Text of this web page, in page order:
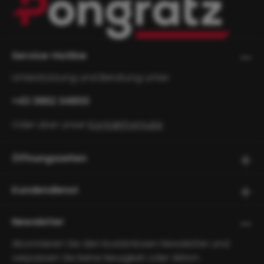
Service-Hotline
+43 3862 34800
Kontaktformular
Öffnungszeiten
Kundendienst
Newsletter